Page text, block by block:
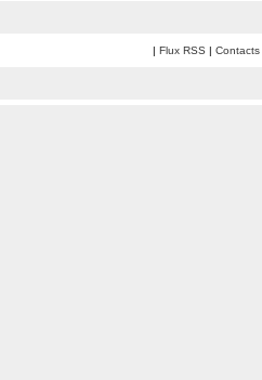
| Flux RSS | Contacts